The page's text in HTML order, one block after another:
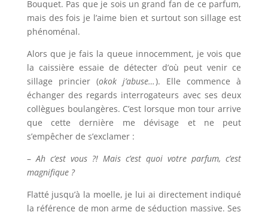
Bouquet. Pas que je sois un grand fan de ce parfum,
mais des fois je l’aime bien et surtout son sillage est
phénoménal.
Alors que je fais la queue innocemment, je vois que
la caissière essaie de détecter d’où peut venir ce
sillage princier (okok j’abuse…). Elle commence à
échanger des regards interrogateurs avec ses deux
collègues boulangères. C’est lorsque mon tour arrive
que cette dernière me dévisage et ne peut
s’empêcher de s’exclamer :
– Ah c’est vous ?! Mais c’est quoi votre parfum, c’est
magnifique ?
Flatté jusqu’à la moelle, je lui ai directement indiqué
la référence de mon arme de séduction massive. Ses